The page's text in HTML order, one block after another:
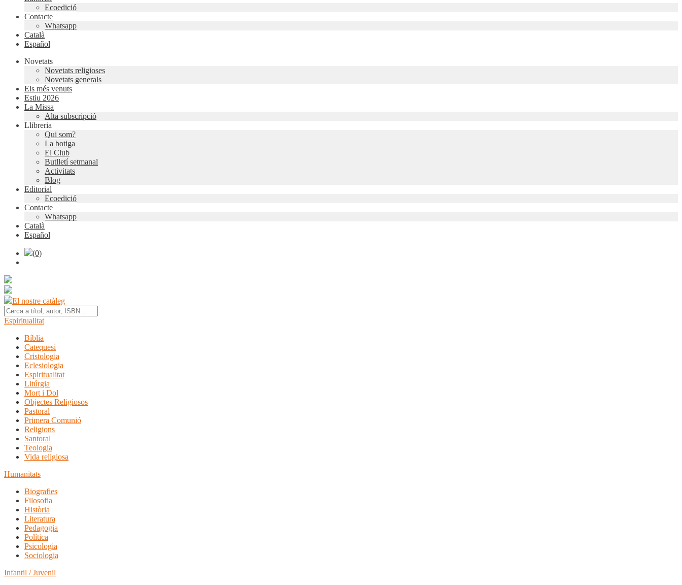
Ecoedició
Contacte
Whatsapp
Català
Español
Novetats
Novetats religioses
Novetats generals
Els més venuts
Estiu 2026
La Missa
Alta subscripció
Llibreria
Qui som?
La botiga
El Club
Butlletí setmanal
Activitats
Blog
Editorial
Ecoedició
Contacte
Whatsapp
Català
Español
(0)
El nostre catàleg
Espiritualitat
Bíblia
Catequesi
Cristologia
Eclesiologia
Espiritualitat
Litúrgia
Mort i Dol
Objectes Religiosos
Pastoral
Primera Comunió
Religions
Santoral
Teologia
Vida religiosa
Humanitats
Biografies
Filosofia
Història
Literatura
Pedagogia
Política
Psicologia
Sociologia
Infantil / Juvenil